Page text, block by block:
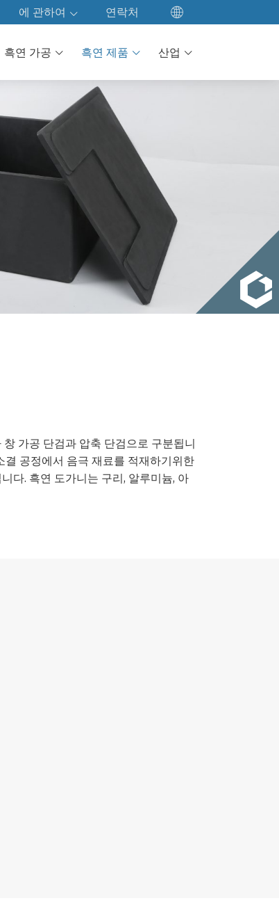
에 관하여
우리의 문화
연락처
ES
FR
흑연 가공 흑연 제품 산업
가공 단검과 압축 단검으로 구분됩니
결 공정에서 음극 재료를 적재하기위한
다. 흑연 도가니는 구리, 알루미늄, 아